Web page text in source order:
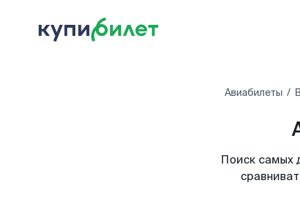
Авиабилеты
Поиск самых